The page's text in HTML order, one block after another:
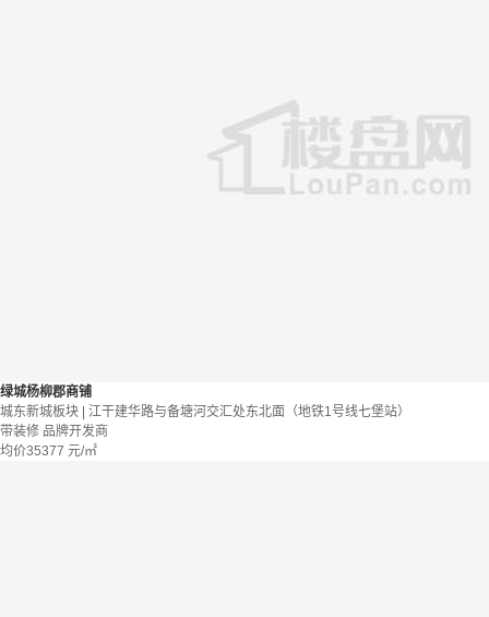
绿城杨柳郡商铺
城东新城板块 | 江干建华路与备塘河交汇处东北面（地铁1号线七堡站）
带装修 品牌开发商
均价35377 元/㎡